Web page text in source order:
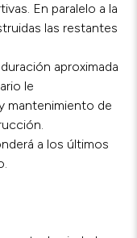
En paralelo a la
las restantes
aproximada
le
mantenimiento de
a los últimos